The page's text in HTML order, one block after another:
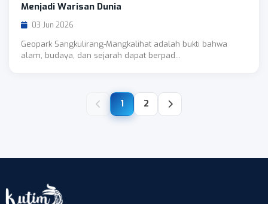
Menjadi Warisan Dunia
03 Jun 2026
Geopark Sangkulirang-Mangkalihat adalah bukti bahwa
alam, budaya, dan sejarah dapat berpad...
1 2